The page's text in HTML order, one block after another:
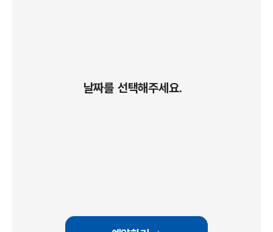
날짜를 선택해주세요.